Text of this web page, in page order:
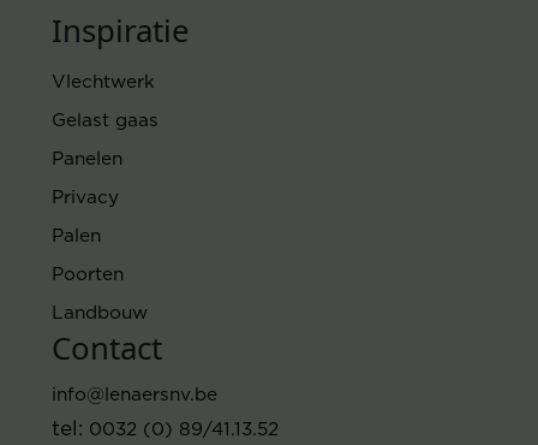
Inspiratie
Vlechtwerk
Gelast gaas
Panelen
Privacy
Palen
Poorten
Landbouw
Contact
info@lenaersnv.be
tel: 0032 (0) 89/41.13.52